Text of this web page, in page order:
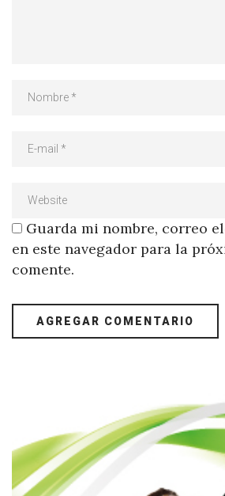
Guarda mi nombre, correo
en este navegador para la
comente.